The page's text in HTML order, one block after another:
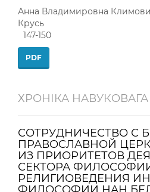
Анна Владимировна
Крусь
147-150
PDF
ХРОНІКА
СОТРУДНИЧЕСТВО С
ПРАВОСЛАВНОЙ
ИЗ ПРИОРИТЕТОВ
СЕКТОРА
РЕЛИГИОВЕДЕНИЯ